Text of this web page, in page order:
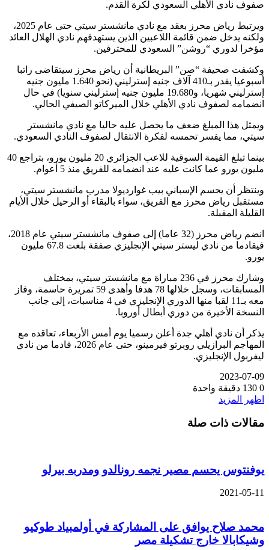
صفوف نادي الأهلي السعودي لكرة القدم.
ويرتبط رياض محرز بعقد مع نادي مانشستر سيتي حتى عام 2025،
ولكنه يدخل ضمن قائمة اللاعبين الذين يستهدفهم نادي الهلال العائد
مؤخرا لدوري “روشن” السعودي للمحترفين.
وكشفت صحيفة “صن” البريطانية أن رياض محرز سيتقاضى راتبا
أسبوعيا يقدر بـ410 آلاف جنيه إسترليني (نحو 1.640 مليون جنيه
إسترليني شهريا، و19.680 مليون جنيه إسترليني سنويا) في حال
انضمامه لصفوف نادي الأهلي خلال الميركاتو الصيفي الحالي.
ويمثل هذا المبلغ ضعف ما يحصل عليه حاليا مع نادي مانشستر
سيتي، مما يفسر تحمسه لفكرة الانتقال لصفوف النادي السعودي.
بينما تبلغ القيمة السوقية للاعب الجزائري 20 مليون يورو، بتراجع 40
مليون يورو عما كانت عليه عند انضمامه للفريق منذ 5 أعوام.
وينتظر أن يحسم الإسباني بيب غوارديولا مدرب مانشستر سيتي،
مستقبل رياض محرز مع الفريق، سواء بالبقاء أو الرحيل خلال الأيام
القليلة المقبلة.
انضم رياض محرز (32 عاما) إلى صفوف مانشستر سيتي عام 2018،
فيقادما من نادي ليستر سيتي الإنجليزي صفقة بلغت 67.8 مليون
يورو.
وشارك محرز في 236 مباراة مع مانشستر سيتي، بمختلف
المسابقات، وسجل خلالها 78 هدفا وأهدى 59 تمريرة حاسمة، وفاز
معه بـ11 لقبا منها الدوري الإنجليزي في 4 مناسبات، إلى جانب
النسخة الأخيرة من دوري أبطال أوروبا.
يذكر أن نادي أهلي جدة أعلن رسميا يوم أمس الأربعاء، تعاقده مع
المهاجم البرازيلي روبرتو فيرمينو، حتى عام 2026، قادما من نادي
ليفربول الإنجليزي.
2023-07-09
0
دقيقة واحدة
اظهر المزيد
مقالات ذات صلة
يوفنتوس يحسم مصير نجمه رونالدو ومدربه بيرلو
2021-05-11
محمد صلاح يوافق على المشاركة في أولمبياد طوكيو
وشيكابالا خارج تشكيلة مصر